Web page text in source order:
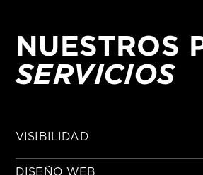
NUESTROS
SERVICIOS
VISIBILIDAD
DISEÑO WEB